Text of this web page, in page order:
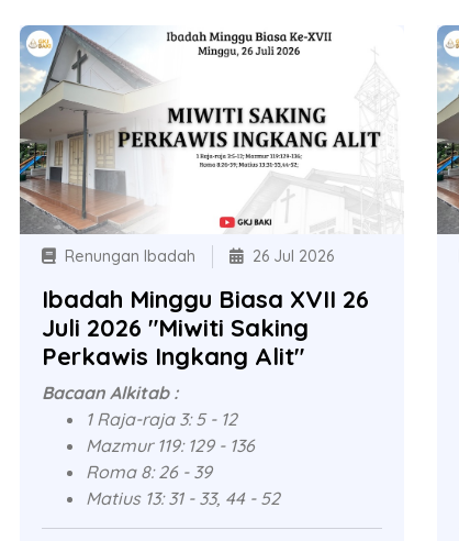
Renungan Ibadah 26 Jul 2026
Ibadah Minggu Biasa XVII 26
Juli 2026 "Miwiti Saking
Perkawis Ingkang Alit"
Bacaan Alkitab :
1 Raja-raja 3: 5 - 12
Mazmur 119: 129 - 136
Roma 8: 26 - 39
Matius 13: 31 - 33, 44 - 52